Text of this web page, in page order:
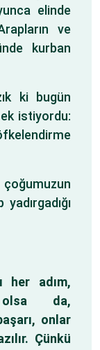
elinde
ve
kurban
ki bugün
istiyordu:
her adım,
olsa da,
onlar
Çünkü